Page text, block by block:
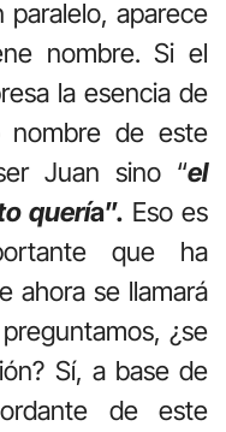
paralelo, aparece
nombre. Si el
la esencia de
nombre de este
Juan sino “el
quería”. Eso es
que ha
ahora se llamará
¿se
Sí, a base de
de este